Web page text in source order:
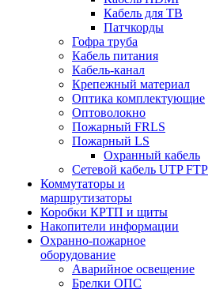
Кабель для ТВ
Патчкорды
Гофра труба
Кабель питания
Кабель-канал
Крепежный материал
Оптика комплектующие
Оптоволокно
Пожарный FRLS
Пожарный LS
Охранный кабель
Сетевой кабель UTP FTP
Коммутаторы и
маршрутизаторы
Коробки КРТП и щиты
Накопители информации
Охранно-пожарное
оборудование
Аварийное освещение
Брелки ОПС